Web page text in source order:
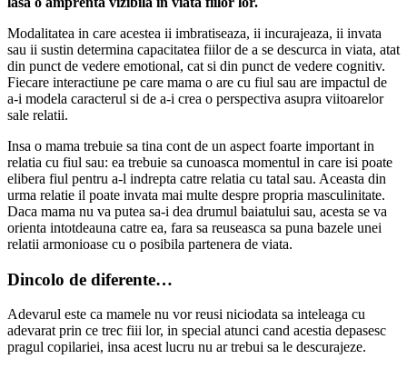
Modalitatea in care acestea ii imbratiseaza, ii incurajeaza, ii invata
sau ii sustin determina capacitatea fiilor de a se descurca in viata, atat
din punct de vedere emotional, cat si din punct de vedere cognitiv.
Fiecare interactiune pe care mama o are cu fiul sau are impactul de
a-i modela caracterul si de a-i crea o perspectiva asupra viitoarelor
sale relatii.
Insa o mama trebuie sa tina cont de un aspect foarte important in
relatia cu fiul sau: ea trebuie sa cunoasca momentul in care isi poate
elibera fiul pentru a-l indrepta catre relatia cu tatal sau. Aceasta din
urma relatie il poate invata mai multe despre propria masculinitate.
Daca mama nu va putea sa-i dea drumul baiatului sau, acesta se va
orienta intotdeauna catre ea, fara sa reuseasca sa puna bazele unei
relatii armonioase cu o posibila partenera de viata.
Dincolo de diferente…
Adevarul este ca mamele nu vor reusi niciodata sa inteleaga cu
adevarat prin ce trec fiii lor, in special atunci cand acestia depasesc
pragul copilariei, insa acest lucru nu ar trebui sa le descurajeze.